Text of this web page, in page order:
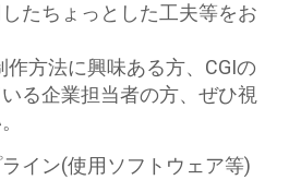
たちょっとした工夫等をお
作方法に興味ある方、CGIの
る企業担当者の方、ぜひ視
イン(使用ソフトウェア等)